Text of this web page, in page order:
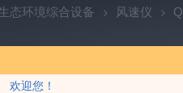
欢迎您！
态环境综合设备 风速仪